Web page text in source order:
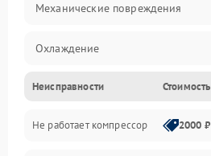
Механические повреждения
Охлаждение
Механика
Электропитание
Неисправности Стоимость
Не работает компрессор 2000 ₽